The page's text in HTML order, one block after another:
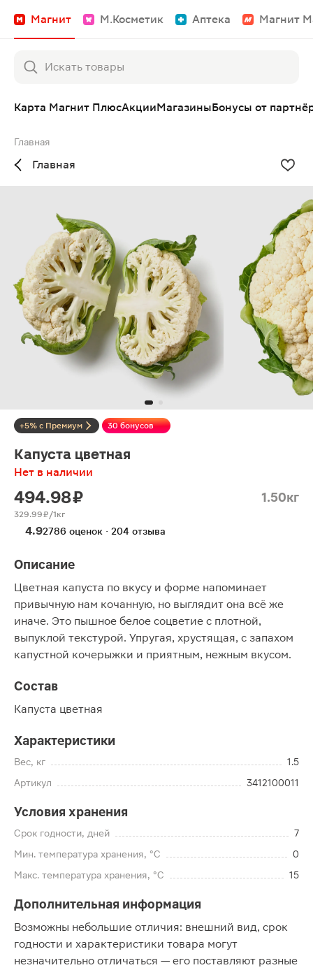
Магнит М.Косметик Аптека Магнит
Карта Магнит ПлюсАкцииМагазиныБонусы от
Главная
Главная
+5% с Премиум 30 бонусов
Капуста цветная
Нет в наличии
494.98 ₽ 1.50кг
329.99 ₽/1кг
4.92786 оценок · 204 отзыва
Описание
Цветная капуста по вкусу и форме напоминает
привычную нам кочанную, но выглядит она всё же
иначе. Это пышное белое соцветие с плотной,
выпуклой текстурой. Упругая, хрустящая, с запахом
капустной кочерыжки и приятным, нежным вкусом.
Состав
Капуста цветная
Характеристики
Вес, кг
1.5
Артикул
3412100011
Условия хранения
Срок годности, дней
7
Мин. температура хранения, °C
0
Макс. температура хранения, °C
15
Дополнительная информация
Возможны небольшие отличия: внешний вид, срок
годности и характеристики товара могут
незначительно отличаться — его поставляют разные